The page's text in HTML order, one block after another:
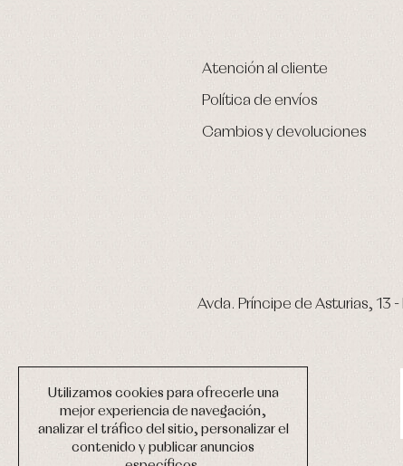
Utilizamos cookies para ofrecerle una
mejor experiencia de navegación,
analizar el tráfico del sitio, personalizar el
contenido y publicar anuncios
Atención al cliente
Política de envíos
Cambios y devoluciones
Avda. Príncipe de Asturias, 13 -